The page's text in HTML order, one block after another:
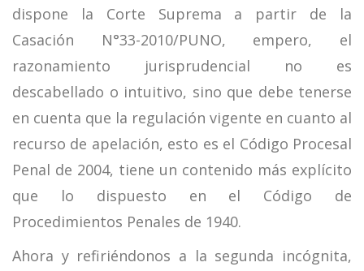
dispone la Corte Suprema a partir de la
Casación N°33-2010/PUNO, empero, el
razonamiento jurisprudencial no es
descabellado o intuitivo, sino que debe tenerse
en cuenta que la regulación vigente en cuanto al
recurso de apelación, esto es el Código Procesal
Penal de 2004, tiene un contenido más explícito
que lo dispuesto en el Código de
Procedimientos Penales de 1940.
Ahora y refiriéndonos a la segunda incógnita,